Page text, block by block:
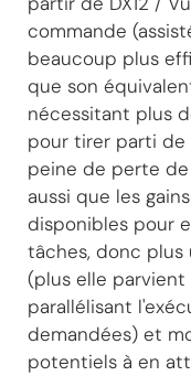
commande
beaucoup plus
que son
nécessitant plus
pour tirer parti
peine de perte
aussi que les
disponibles pour
tâches, donc
(plus elle parvient
parallélisant
demandées) et
potentiels à en